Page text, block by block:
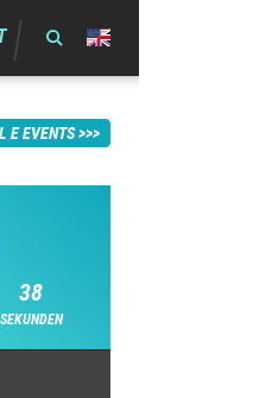
E EVENTS
37
SEKUNDEN